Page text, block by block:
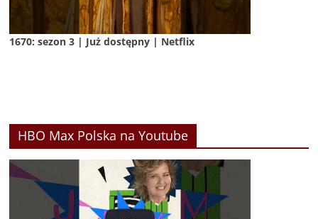
1670: sezon 3 | Już dostępny | Netflix
HBO Max Polska na Youtube